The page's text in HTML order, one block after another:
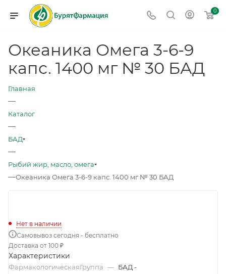
0
Океаника Омега 3-6-9
капс. 1400 мг № 30 БАД
Главная
—
Каталог
—
БАД
—
Рыбий жир, масло, омега
—Океаника Омега 3-6-9 капс. 1400 мг № 30 БАД
Нет в наличии
Самовывоз сегодня - бесплатно
Доставка от 100 ₽
Характеристики
ФармакологическаяГруппа — БАД -